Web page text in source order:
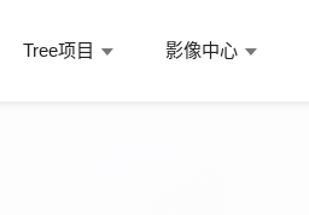
Tree项目 影像中心